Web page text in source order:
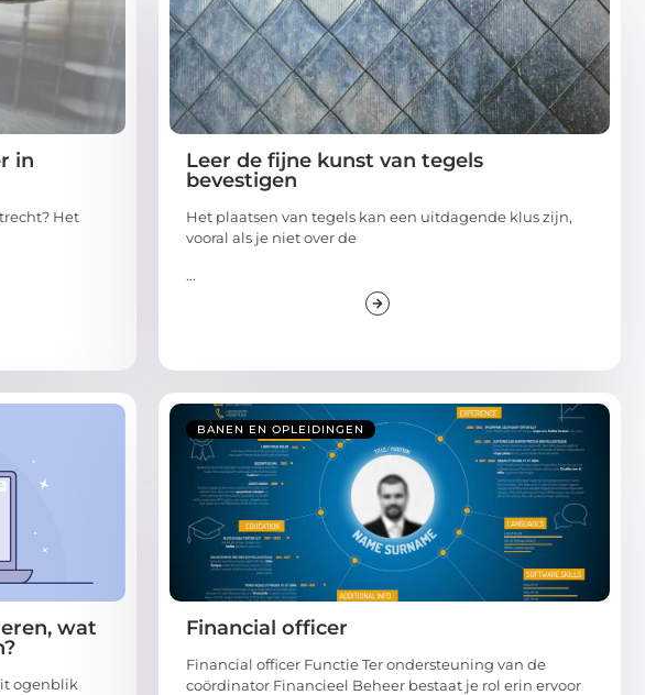
in
Het
Leer de fijne kunst van tegels
bevestigen
Het plaatsen van tegels kan een uitdagende klus zijn,
vooral als je niet over de
...
wat
ogenblik
BANEN EN OPLEIDINGEN
Financial officer
Financial officer Functie Ter ondersteuning van de
coördinator Financieel Beheer bestaat je rol erin ervoor